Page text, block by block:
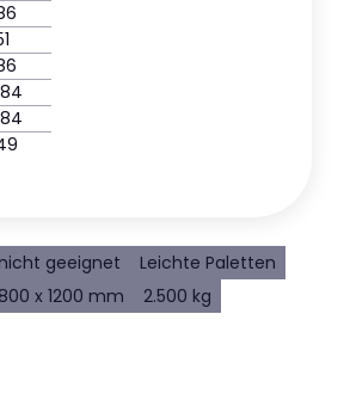
geeignet
Leichte Paletten
800 x 1200 mm
2.500 kg